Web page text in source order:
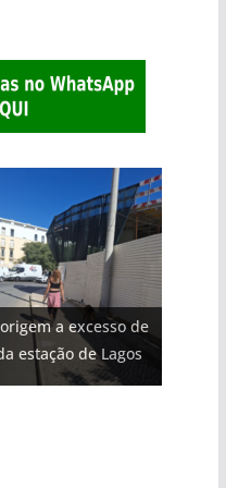
a excesso de
estação de Lagos